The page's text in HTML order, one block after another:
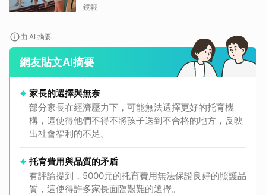
讚
鏡報
由 AI 摘要
網友貼文AI摘要
家長的選擇與無奈
部分家長在經濟壓力下，可能無法選擇更好的托育機
構，這使得他們不得不將孩子送到不合格的地方，反映
出社會福利的不足。
托育費用與品質的矛盾
有評論提到，5000元的托育費用無法保證良好的照護品
質，這使得許多家長面臨艱難的選擇。